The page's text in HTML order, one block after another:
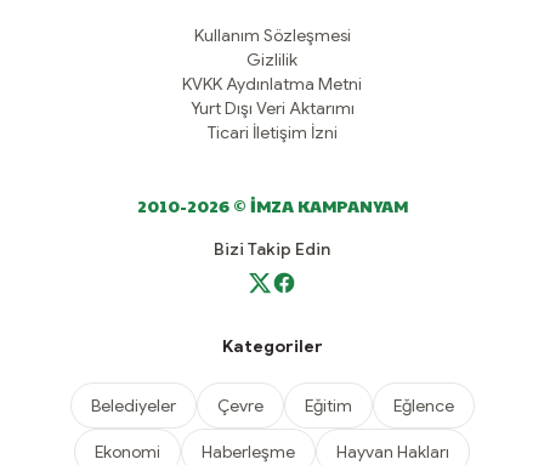
Kullanım Sözleşmesi
Gizlilik
KVKK Aydınlatma Metni
Yurt Dışı Veri Aktarımı
Ticari İletişim İzni
2010-2026 © İMZA KAMPANYAM
Bizi Takip Edin
Kategoriler
Belediyeler Çevre Eğitim Eğlence
Ekonomi Haberleşme Hayvan Hakları